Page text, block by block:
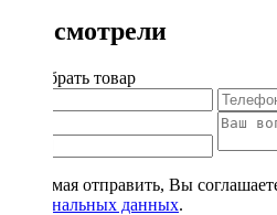
Вы смотрели
Подобрать товар
Нажимая отправить, Вы
персональных данных.